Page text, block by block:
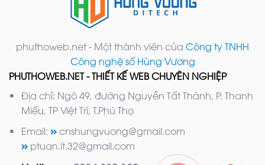
phuthoweb.net - Một thành viên của Công ty TNHH
Công nghệ số Hùng Vương
PHUTHOWEB.NET - THIẾT KẾ WEB CHUYÊN NGHIỆP
Địa chỉ: Ngõ 49, đường Nguyễn Tất Thành, P. Thanh
Miếu, TP Việt Trì, T.Phú Thọ
Email:
cnshungvuong@gmail.com
ptuan.it.32@gmail.com